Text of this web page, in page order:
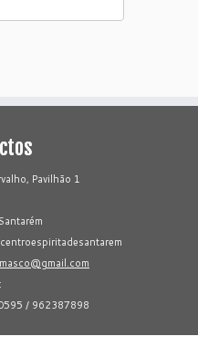
Pavilhão 1
/ 962387898